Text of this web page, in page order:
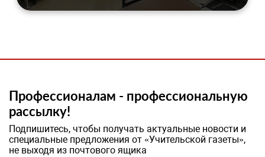
Профессионалам - профессиональную
рассылку!
Подпишитесь, чтобы получать актуальные новости и
специальные предложения от «Учительской газеты»,
не выходя из почтового ящика